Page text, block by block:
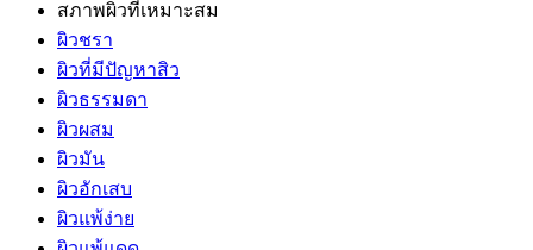
สภาพผิวที่เหมาะสม
ผิวชรา
ผิวที่มีปัญหาสิว
ผิวธรรมดา
ผิวผสม
ผิวมัน
ผิวอักเสบ
ผิวแพ้ง่าย